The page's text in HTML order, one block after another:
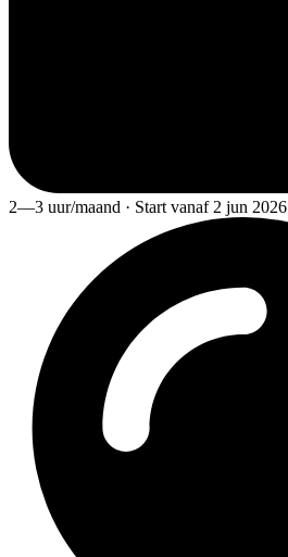
2—3 uur/maand · Start vanaf 2 jun 2026